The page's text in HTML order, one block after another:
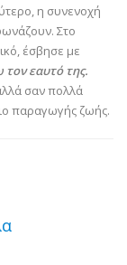
η συνενοχή
Στο
έσβησε με
εαυτό της.
σαν πολλά
παραγωγής ζωής.